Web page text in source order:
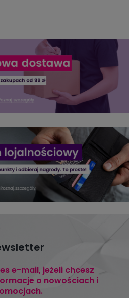
e-mail, jeżeli chcesz
o nowościach i